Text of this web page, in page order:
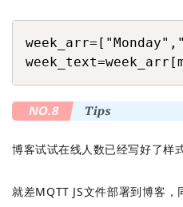
NO.8 Tips
博客试试在线人数已经写好了样
就差MQTT JS文件部署到博客，